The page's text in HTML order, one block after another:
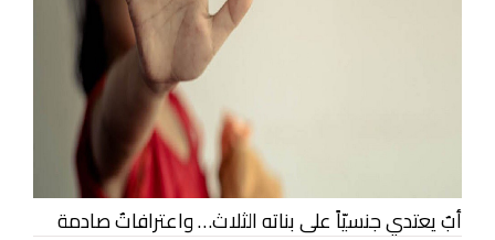
أبٌ يعتدي جنسيّاً على بناته الثلاث… واعترافاتٌ صادمة